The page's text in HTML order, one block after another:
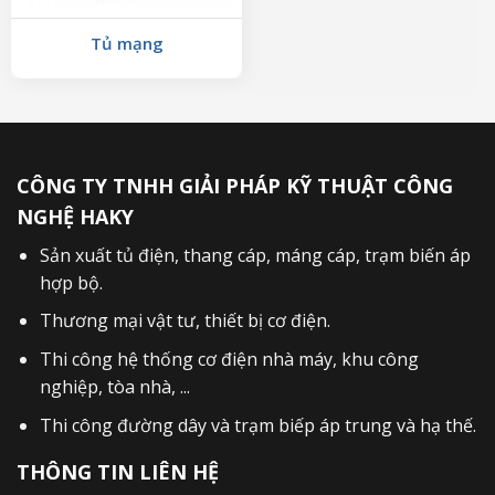
Tủ mạng
CÔNG TY TNHH GIẢI PHÁP KỸ THUẬT CÔNG
NGHỆ HAKY
Sản xuấttủ điện, thang cáp, máng cáp, trạm biến áp
hợp bộ.
Thương mại vật tư, thiết bị cơ điện.
Thi công hệ thống cơ điện nhà máy, khu công
nghiệp, tòa nhà, ...
Thi công đường dây và trạm biếp áp trung và hạ thế.
THÔNG TIN LIÊN HỆ